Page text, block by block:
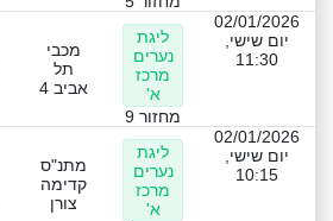
02/01/2026
יום שישי,
11:30
ליגת
נערים
מרכז
א'
מחזור 9
מכבי
תל
אביב 4
02/01/2026
יום שישי,
10:15
ליגת
נערים
מרכז
א'
מתנ"ס
קדימה
צורן